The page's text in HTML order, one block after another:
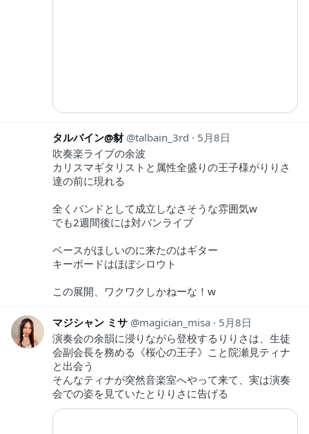
タルバイン@豺 talbain_3rd
5月8日
吹奏楽ライブの余波
カリスマギタリストと属性全盛りの王子様がりりさ
達の前に現れる
全くバンドとして成立しなさそうな雰囲気w
でも2週間後には対バンライブ
ベースがほしいのに来たのはギター
キーボードはほぼシロウト
この展開、ワクワクしかねーな！w
マジシャン ミサ magician_misa
5月8日
演奏会の余韻に浸りながら登校するりりさは、生徒
会副会長を務める《桜心の王子》こと院瀬見ティナ
と出会う
そんなティナが突然音楽室へやって来て、実は演奏
会での姿を見ていたとりりさに告げる